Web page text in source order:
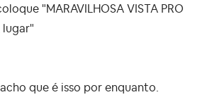
"MARAVILHOSA VISTA PRO
lugar"
que é isso por enquanto.